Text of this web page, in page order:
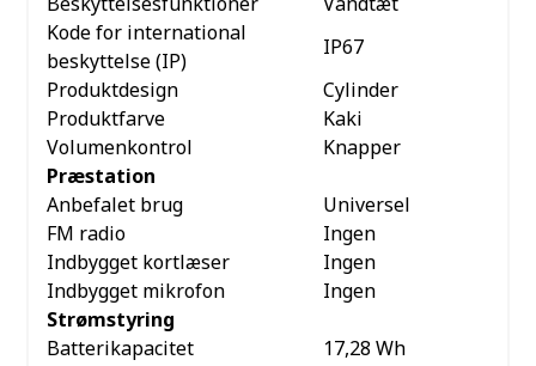
Kode for international
beskyttelse (IP)
IP67
Produktdesign
Cylinder
Produktfarve
Kaki
Volumenkontrol
Knapper
Præstation
Anbefalet brug
Universel
FM radio
Ingen
Indbygget kortlæser
Ingen
Indbygget mikrofon
Ingen
Strømstyring
Batterikapacitet
17,28 Wh